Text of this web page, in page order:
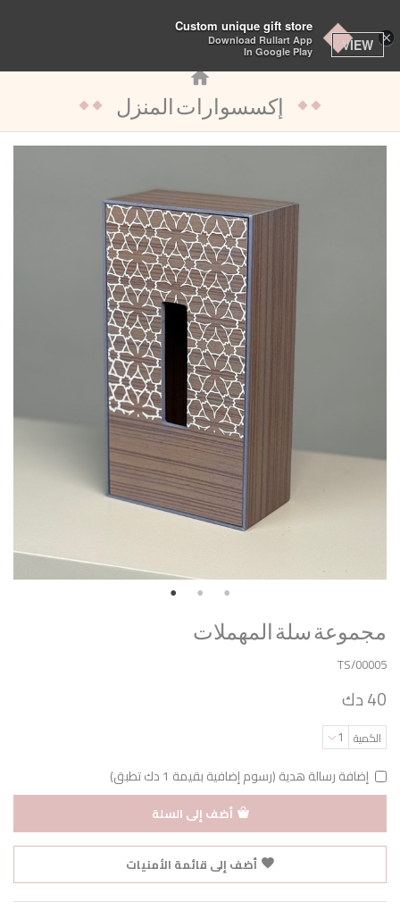
تبديل
التنقل
إكسسوارات المنزل
مجموعة سلة المهملات
TS/00005
40 دك
الكمية 1
إضافة رسالة هدية (رسوم إضافية بقيمة 1 دك تطبق)
أضف إلى السلة
أضف إلى قائمة الأمنيات
×
Custom unique gift store
Download Rullart App
In Google Play
VIEW